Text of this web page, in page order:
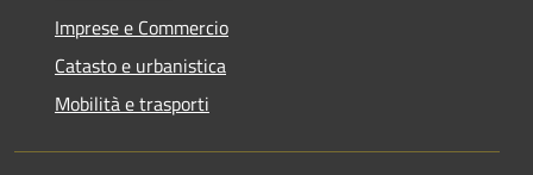
Imprese e Commercio
Catasto e urbanistica
Mobilità e trasporti